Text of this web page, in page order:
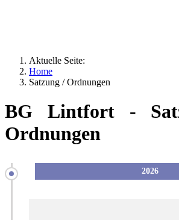
Aktuelle Seite:
Home
Satzung / Ordnungen
BG Lintfort -
Ordnungen
2026